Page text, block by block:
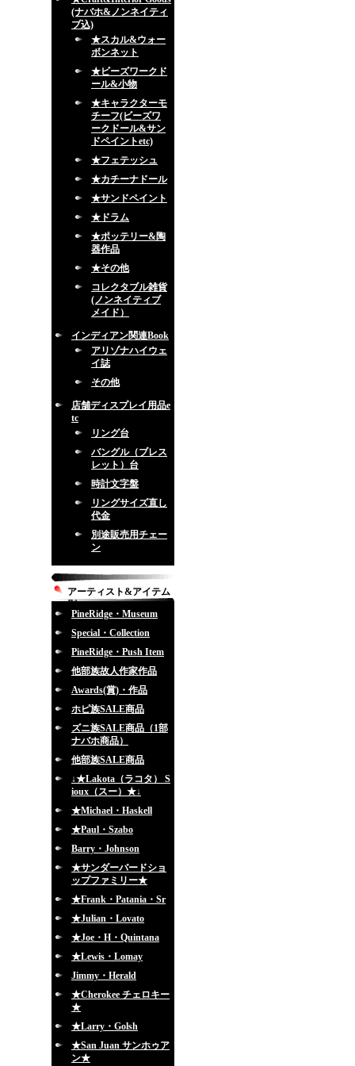
(ナバホ&ノンネイティ
ブ込)
★スカル&ウォー
ボンネット
★ビーズワークド
ール&小物
★キャラクターモ
チーフ(ビーズワ
ークドール&サン
ドペイントetc)
★フェテッシュ
★カチーナドール
★サンドペイント
★ドラム
★ポッテリー&陶
器作品
★その他
コレクタブル雑貨
(ノンネイティブ
メイド）
インディアン関連Book
アリゾナハイウェ
イ誌
その他
店舗ディスプレイ用品e
tc
リング台
バングル（ブレス
レット）台
時計文字盤
リングサイズ直し
代金
別途販売用チェー
ン
アーティスト&アイテム
別
PineRidge・Museum
Special・Collection
PineRidge・Push Item
他部族故人作家作品
Awards(賞)・作品
ホピ族SALE商品
ズニ族SALE商品（1部
ナバホ商品）
他部族SALE商品
↓★Lakota（ラコタ） S
ioux（スー）★↓
★Michael・Haskell
★Paul・Szabo
Barry・Johnson
★サンダーバードショ
ップファミリー★
★Frank・Patania・Sr
★Julian・Lovato
★Joe・H・Quintana
★Lewis・Lomay
Jimmy・Herald
★Cherokee チェロキー
★
★Larry・Golsh
★San Juan サンホゥア
ン★